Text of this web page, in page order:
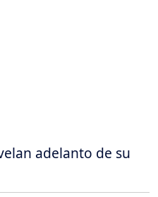
adelanto de su